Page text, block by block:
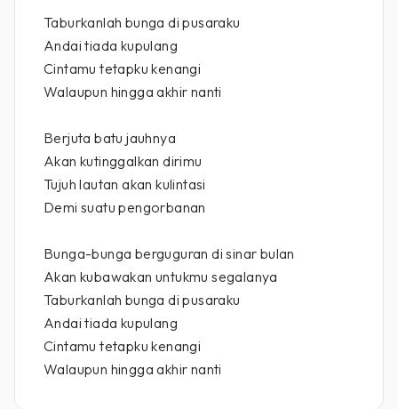
Taburkanlah bunga di pusaraku
Andai tiada kupulang
Cintamu tetapku kenangi
Walaupun hingga akhir nanti
Berjuta batu jauhnya
Akan kutinggalkan dirimu
Tujuh lautan akan kulintasi
Demi suatu pengorbanan
Bunga-bunga berguguran di sinar bulan
Akan kubawakan untukmu segalanya
Taburkanlah bunga di pusaraku
Andai tiada kupulang
Cintamu tetapku kenangi
Walaupun hingga akhir nanti